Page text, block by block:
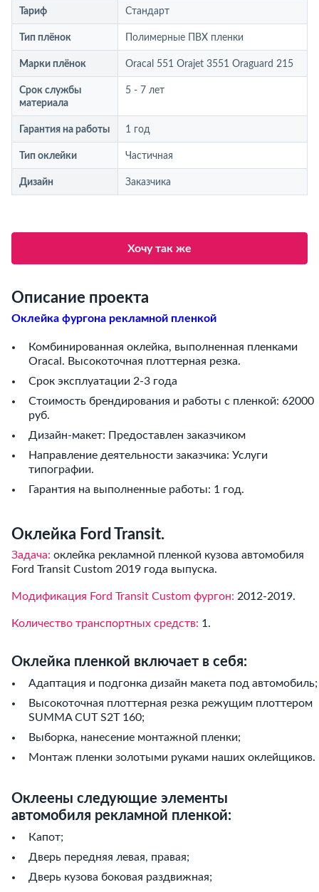
Тариф Стандарт
Тип плёнок Полимерные ПВХ пленки
Марки плёнок Oracal 551 Orajet 3551 Oraguard 215
Срок службы
материала
5 - 7 лет
Гарантия на работы 1 год
Тип оклейки Частичная
Дизайн Заказчика
Хочу так же
Описание проекта
Оклейка фургона рекламной пленкой
Комбинированная оклейка, выполненная пленками
Oracal. Высокоточная плоттерная резка.
Срок эксплуатации 2-3 года
Стоимость брендирования и работы с пленкой: 62000
руб.
Дизайн-макет: Предоставлен заказчиком
Направление деятельности заказчика: Услуги
типографии.
Гарантия на выполненные работы: 1 год.
Оклейка Ford Transit.
Задача: оклейка рекламной пленкой кузова автомобиля
Ford Transit Custom 2019 года выпуска.
Модификация Ford Transit Custom фургон: 2012-2019.
Количество транспортных средств: 1.
Оклейка пленкой включает в себя:
Адаптация и подгонка дизайн макета под автомобиль;
Высокоточная плоттерная резка режущим плоттером
SUMMA CUT S2T 160;
Выборка, нанесение монтажной пленки;
Монтаж пленки золотыми руками наших оклейщиков.
Оклеены следующие элементы
автомобиля рекламной пленкой:
Капот;
Дверь передняя левая, правая;
Дверь кузова боковая раздвижная;